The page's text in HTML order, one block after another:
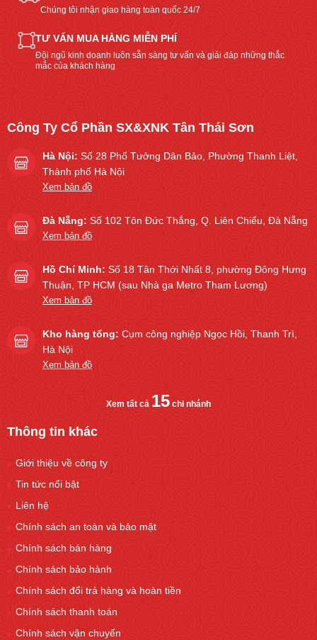
Chúng tôi nhận giao hàng toàn quốc 24/7
TƯ VẤN MUA HÀNG MIỄN PHÍ
Đội ngũ kinh doanh luôn sẵn sàng tư vấn và giải đáp những thắc
mắc của khách hàng
Công Ty Cổ Phần SX&XNK Tân Thái Sơn
Hà Nội: Số 28 Phố Tưởng Dân Bảo, Phường Thanh Liệt,
Thành phố Hà Nội
Xem bản đồ
Đà Nẵng: Số 102 Tôn Đức Thắng, Q. Liên Chiểu, Đà Nẵng
Xem bản đồ
Hồ Chí Minh: Số 18 Tân Thới Nhất 8, phường Đông Hưng
Thuận, TP HCM (sau Nhà ga Metro Tham Lương)
Xem bản đồ
Kho hàng tổng: Cụm công nghiệp Ngọc Hồi, Thanh Trì,
Hà Nội
Xem bản đồ
Xem tất cả 15 chi nhánh
Thông tin khác
Giới thiệu về công ty
Tin tức nổi bật
Liên hệ
Chính sách an toàn và bảo mật
Chính sách bán hàng
Chính sách bảo hành
Chính sách đổi trả hàng và hoàn tiền
Chính sách thanh toán
Chính sách vận chuyển